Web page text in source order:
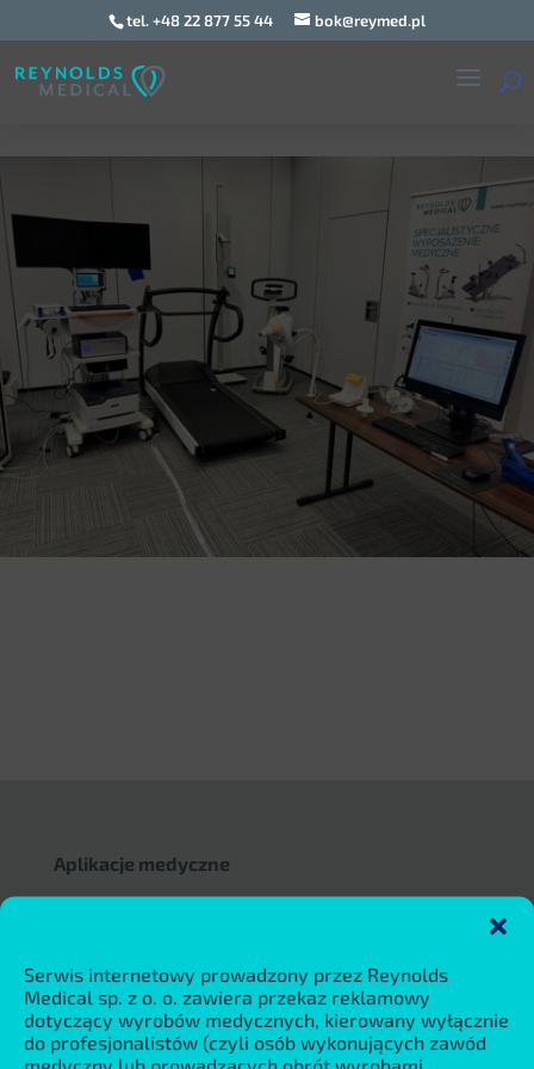
Serwis internetowy prowadzony przez Reynolds
Medical sp. z o. o. zawiera przekaz reklamowy
dotyczący wyrobów medycznych, kierowany wyłącznie
do profesjonalistów (czyli osób wykonujących zawód
medyczny lub prowadzących obrót wyrobami
tel. +48 22 877 55 44 bok@reymed.pl
Aplikacje medyczne
Kardiologia
Układ autonomiczny (ANS)
Pulmonologia
Astma